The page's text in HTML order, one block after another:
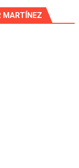
MARTÍNEZ